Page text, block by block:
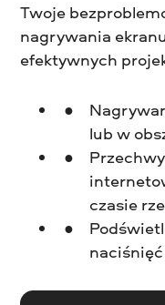
Twoje
nagrywania
efektywnych
lub w
czasie